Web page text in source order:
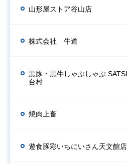
山形屋ストア谷山店
株式会社 牛道
黒豚・黒牛しゃぶしゃぶ
台村
焼肉上畜
遊食豚彩いちにいさん天文館店